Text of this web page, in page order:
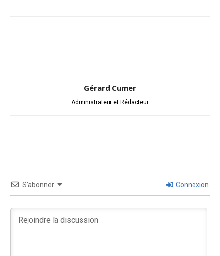
Gérard Cumer
Administrateur et Rédacteur
S’abonner Connexion